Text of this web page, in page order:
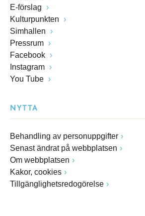
E-förslag
Kulturpunkten
Simhallen
Pressrum
Facebook
Instagram
You Tube
NYTTA
Behandling av personuppgifter
Senast ändrat på webbplatsen
Om webbplatsen
Kakor, cookies
Tillgänglighetsredogörelse